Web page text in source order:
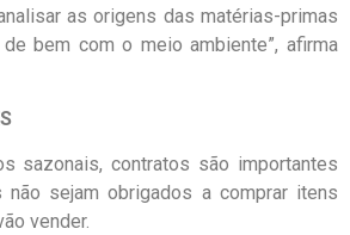
as origens das matérias-primas
bem com o meio ambiente”, afirma
sazonais, contratos são importantes
sejam obrigados a comprar itens
vender.